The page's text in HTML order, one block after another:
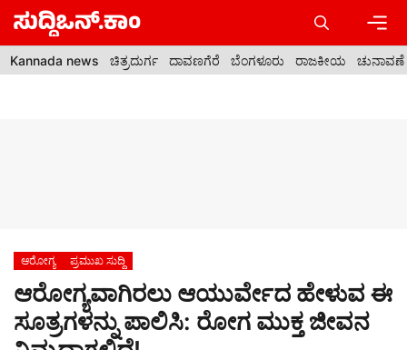
Skip
content
Kannada news ಚಿತ್ರದುರ್ಗ ದಾವಣಗೆರೆ ಬೆಂಗಳೂರು ರಾಜಕೀಯ ಚುನಾವಣೆ
ಆರೋಗ್ಯ ಪ್ರಮುಖ ಸುದ್ದಿ
ಆರೋಗ್ಯವಾಗಿರಲು ಆಯುರ್ವೇದ ಹೇಳುವ ಈ
ಸೂತ್ರಗಳನ್ನು ಪಾಲಿಸಿ: ರೋಗ ಮುಕ್ತ ಜೀವನ